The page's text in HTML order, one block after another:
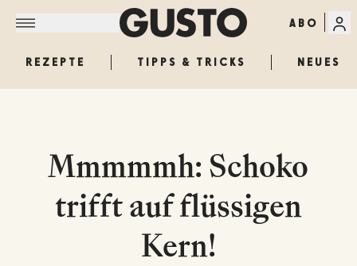
ABO
REZEPTE TIPPS & TRICKS NEUES
Mmmmmh: Schoko
trifft auf flüssigen
Kern!